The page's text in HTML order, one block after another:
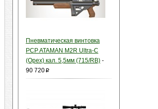
Пневматическая винтовка
PCP ATAMAN M2R Ultra-C
(Орех) кал. 5,5мм (715/RB)-
90 720p